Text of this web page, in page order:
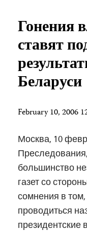
Гонения
ставят
Беларуси
February 10, 2006
Москва, 10
большинство
газет со
сомнения в том,
проводиться
президентские